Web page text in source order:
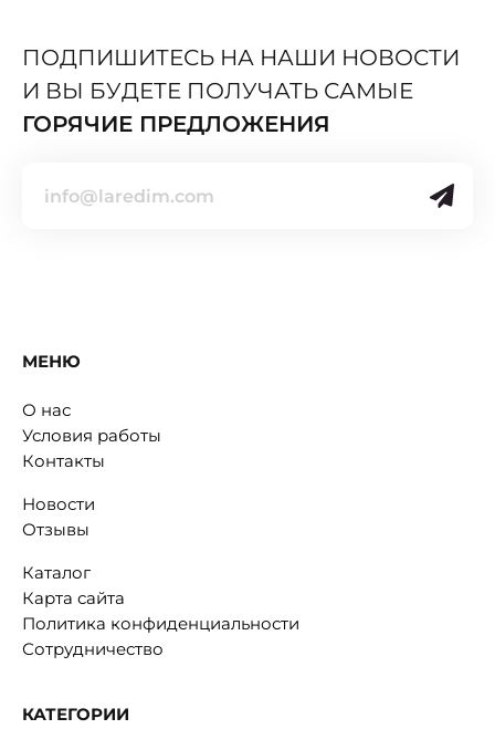
ПОДПИШИТЕСЬ НА НАШИ НОВОСТИ
И ВЫ БУДЕТЕ ПОЛУЧАТЬ САМЫЕ
ГОРЯЧИЕ ПРЕДЛОЖЕНИЯ
МЕНЮ
О нас
Условия работы
Контакты
Новости
Отзывы
Каталог
Карта сайта
Политика конфиденциальности
Сотрудничество
КАТЕГОРИИ